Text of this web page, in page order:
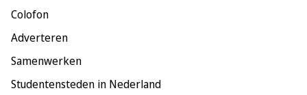
Colofon
Adverteren
Samenwerken
Studentensteden in Nederland